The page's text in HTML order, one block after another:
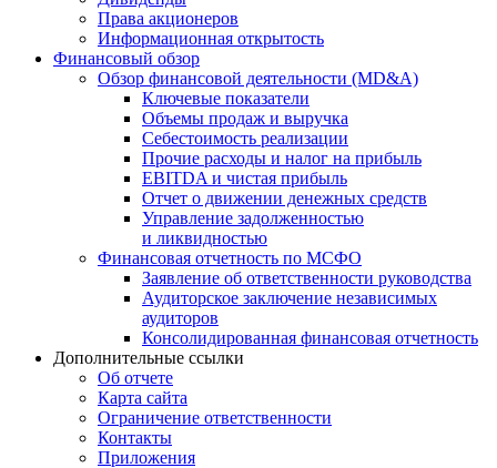
Права акционеров
Информационная открытость
Финансовый обзор
Обзор финансовой деятельности (MD&A)
Ключевые показатели
Объемы продаж и выручка
Себестоимость реализации
Прочие расходы и налог на прибыль
EBITDA и чистая прибыль
Отчет о движении денежных средств
Управление задолженностью
и ликвидностью
Финансовая отчетность по МСФО
Заявление об ответственности руководства
Аудиторское заключение независимых
аудиторов
Консолидированная финансовая отчетность
Дополнительные ссылки
Об отчете
Карта сайта
Ограничение ответственности
Контакты
Приложения